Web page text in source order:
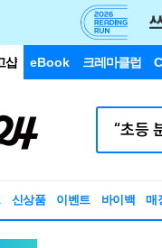
샵 eBook 크레마클럽
신상품 이벤트 바이백 매